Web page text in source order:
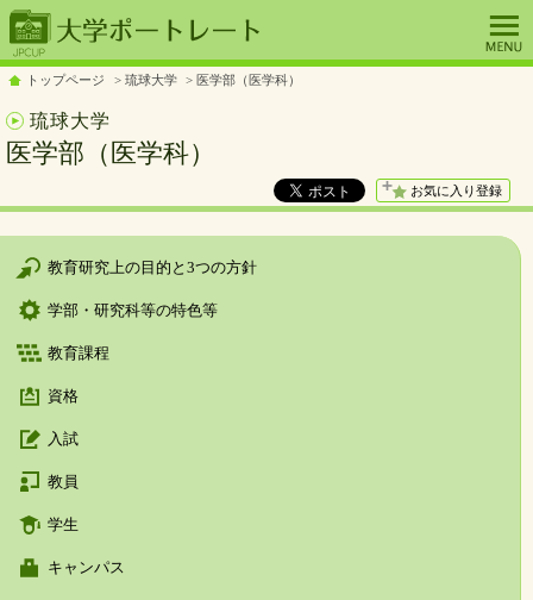
トップページ 琉球大学 医学部（医学科）
琉球大学
医学部（医学科）
お気に入り登録
教育研究上の目的と3つの方針
学部・研究科等の特色等
教育課程
資格
入試
教員
学生
キャンパス